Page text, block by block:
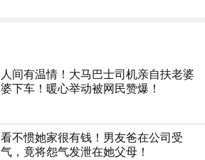
人间有温情！大马巴士司机亲自扶老婆
婆下车！暖心举动被网民赞爆！
看不惯她家很有钱！男友爸在公司受
气，竟将怨气发泄在她父母！